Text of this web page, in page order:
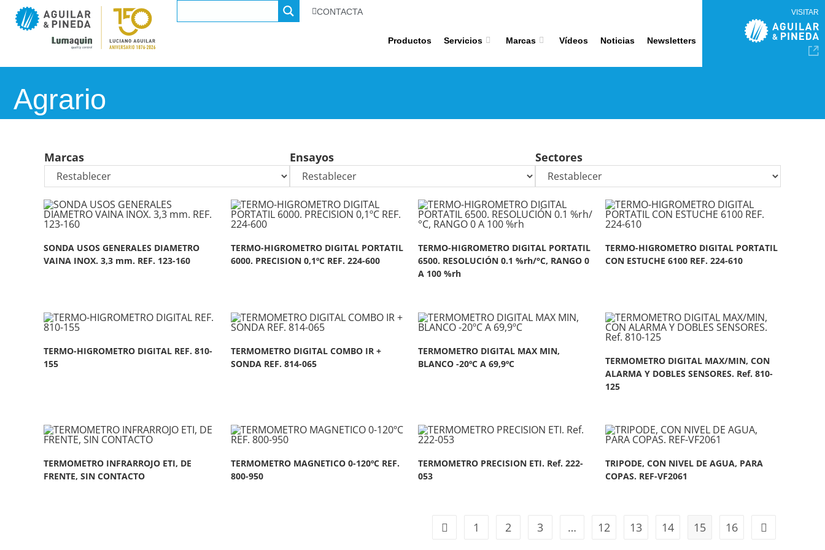
CONTACTA
Productos Servicios Marcas Vídeos Noticias Newsletters
VISITAR
Agrario
Marcas Ensayos Sectores
SONDA USOS GENERALES DIAMETRO
VAINA INOX. 3,3 mm. REF. 123-160
TERMO-HIGROMETRO DIGITAL PORTATIL
6000. PRECISION 0,1ºC REF. 224-600
TERMO-HIGROMETRO DIGITAL PORTATIL
6500. RESOLUCIÓN 0.1 %rh/°C, RANGO 0
A 100 %rh
TERMO-HIGROMETRO DIGITAL PORTATIL
CON ESTUCHE 6100 REF. 224-610
TERMO-HIGROMETRO DIGITAL REF. 810-
155
TERMOMETRO DIGITAL COMBO IR +
SONDA REF. 814-065
TERMOMETRO DIGITAL MAX MIN,
BLANCO -20ºC A 69,9ºC
TERMOMETRO DIGITAL MAX/MIN, CON
ALARMA Y DOBLES SENSORES. Ref. 810-
125
TERMOMETRO INFRARROJO ETI, DE
FRENTE, SIN CONTACTO
TERMOMETRO MAGNETICO 0-120ºC REF.
800-950
TERMOMETRO PRECISION ETI. Ref. 222-
053
TRIPODE, CON NIVEL DE AGUA, PARA
COPAS. REF-VF2061
1 2 3 … 12 13 14 15 16